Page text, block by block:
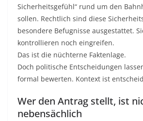
Sicherheitsgefühl“ rund um den
sollen. Rechtlich sind diese
besondere Befugnisse ausgestattet.
kontrollieren noch eingreifen.
Das ist die nüchterne Faktenlage.
Doch politische Entscheidungen
formal bewerten. Kontext ist
Wer den Antrag stellt, ist
nebensächlich